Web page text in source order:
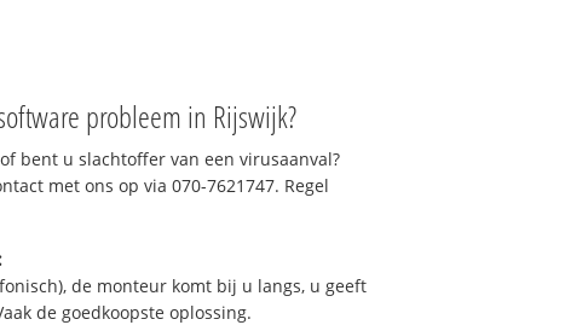
probleem in Rijswijk?
bent u slachtoffer van een virusaanval?
met ons op via 070-7621747. Regel
de monteur komt bij u langs, u geeft
de goedkoopste oplossing.